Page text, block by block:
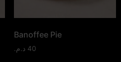
Banoffee Pie
40 د.م.